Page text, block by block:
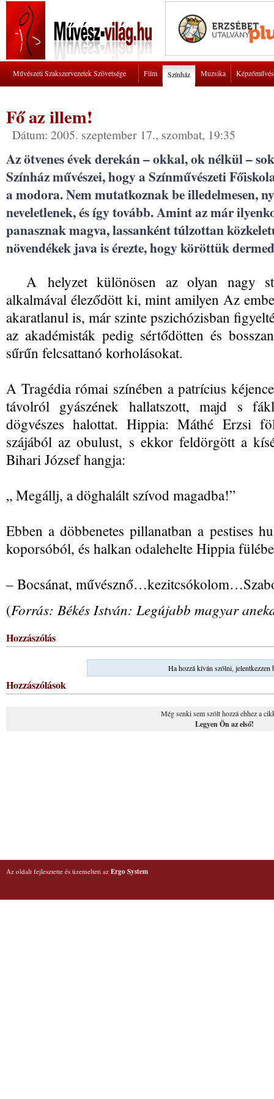
Művészeti Szakszervezetek Szövetsége Film Színház Muzsika
Fő az illem!
Dátum: 2005. szeptember 17., szombat, 19:35
Az ötvenes évek derekán – okkal, ok nélkül –
Színház művészei, hogy a Színművészeti
a modora. Nem mutatkoznak be illedelmesen,
neveletlenek, és így tovább. Amint az már
panasznak magva, lassanként túlzottan
növendékek java is érezte, hogy köröttük
A helyzet különösen az olyan nagy
alkalmával éleződött ki, mint amilyen Az
akaratlanul is, már szinte pszichózisban
az akadémisták pedig sértődötten és
sűrűn felcsattanó korholásokat.
A Tragédia római színében a patrícius
távolról gyászének hallatszott, majd s
dögvészes halottat. Hippia: Máthé Erzsi
szájából az obulust, s ekkor feldörgött a
Bihari József hangja:
„ Megállj, a döghalált szívod magadba!”
Ebben a döbbenetes pillanatban a pestises
koporsóból, és halkan odalehelte Hippia
– Bocsánat,
(Forrás: Békés István: Legújabb magyar
Hozzászólás
Ha hozzá kíván szólni, jelentkezzen
Hozzászólások
Még senki sem szólt hozzá ehhez a
Legyen Ön az első!
Az oldalt fejlesztette és üzemelteti az Ergo System